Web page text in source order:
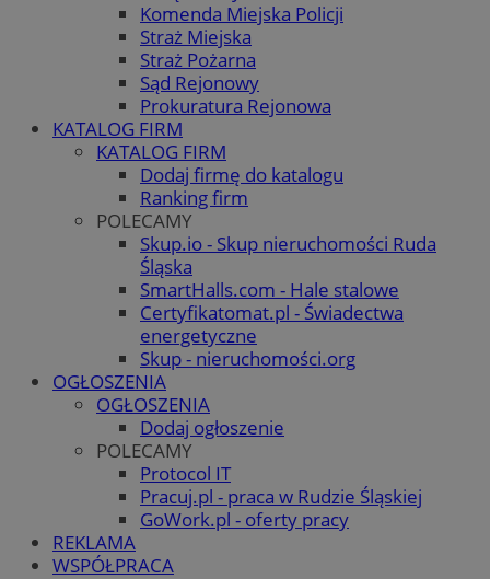
Komenda Miejska Policji
Straż Miejska
Straż Pożarna
Sąd Rejonowy
Prokuratura Rejonowa
KATALOG FIRM
KATALOG FIRM
Dodaj firmę do katalogu
Ranking firm
POLECAMY
Skup.io - Skup nieruchomości Ruda
Śląska
SmartHalls.com - Hale stalowe
Certyfikatomat.pl - Świadectwa
energetyczne
Skup - nieruchomości.org
OGŁOSZENIA
OGŁOSZENIA
Dodaj ogłoszenie
POLECAMY
Protocol IT
Pracuj.pl - praca w Rudzie Śląskiej
GoWork.pl - oferty pracy
REKLAMA
WSPÓŁPRACA